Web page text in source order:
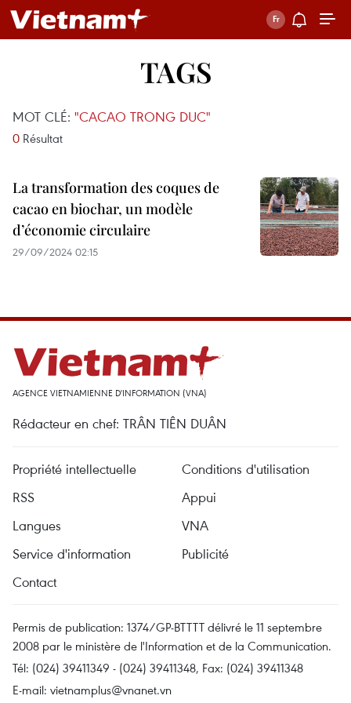
TAGS
MOT CLÉ: "CACAO TRONG DUC"
0 Résultat
La transformation des coques de
cacao en biochar, un modèle
d’économie circulaire
29/09/2024 02:15
AGENCE VIETNAMIENNE D'INFORMATION (VNA)
Rédacteur en chef: TRÂN TIÊN DUÂN
Propriété intellectuelle
Conditions d'utilisation
RSS
Appui
Langues
VNA
Service d'information
Publicité
Contact
Permis de publication: 1374/GP-BTTTT délivré le 11 septembre
2008 par le ministère de l'Information et de la Communication.
Tél: (024) 39411349 - (024) 39411348, Fax: (024) 39411348
E-mail: vietnamplus@vnanet.vn